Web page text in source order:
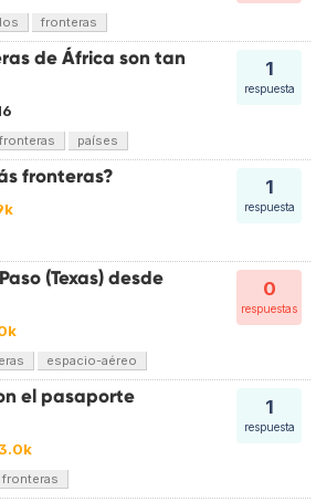
fronteras
1
respuesta
de África son tan
fronteras países
1
respuesta
fronteras?
0
respuestas
(Texas) desde
espacio-aéreo
1
respuesta
el pasaporte
fronteras